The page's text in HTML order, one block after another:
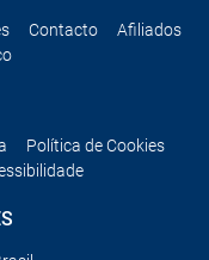
Contacto
Afiliados
Política de Cookies